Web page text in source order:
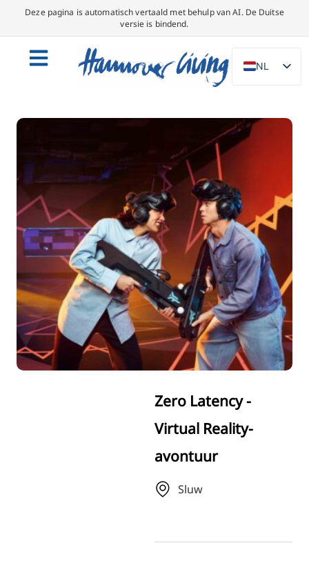
Deze pagina is automatisch vertaald met behulp van AI. De Duitse
versie is bindend.
NL
DE
SV
FR
PT
TR
RU
Zero Latency -
Virtual Reality-
avontuur
Sluw